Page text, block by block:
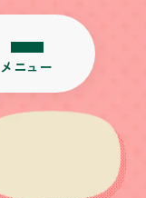
メニュー